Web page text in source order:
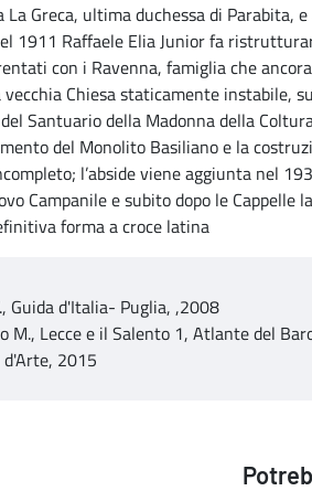
La Greca, ultima duchessa di Parabita,
1911 Raffaele Elia Junior fa
con i Ravenna, famiglia che
Chiesa staticamente instabile,
Santuario della Madonna della
del Monolito Basiliano e la
l’abside viene aggiunta nel
Campanile e subito dopo le Cappelle
forma a croce latina
Guida d'Italia- Puglia, ,2008
M., Lecce e il Salento 1, Atlante del
2015